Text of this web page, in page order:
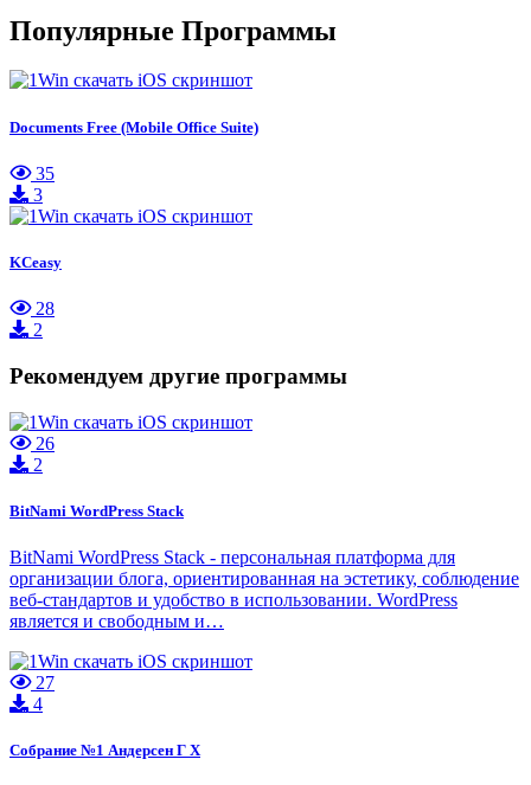
Популярные Программы
Documents Free (Mobile Office Suite)
35
3
KCeasy
28
2
Рекомендуем другие программы
26
2
BitNami WordPress Stack
BitNami WordPress Stack - персональная платформа для
организации блога, ориентированная на эстетику, соблюдение
веб-стандартов и удобство в использовании. WordPress
является и свободным и…
27
4
Собрание №1 Андерсен Г Х